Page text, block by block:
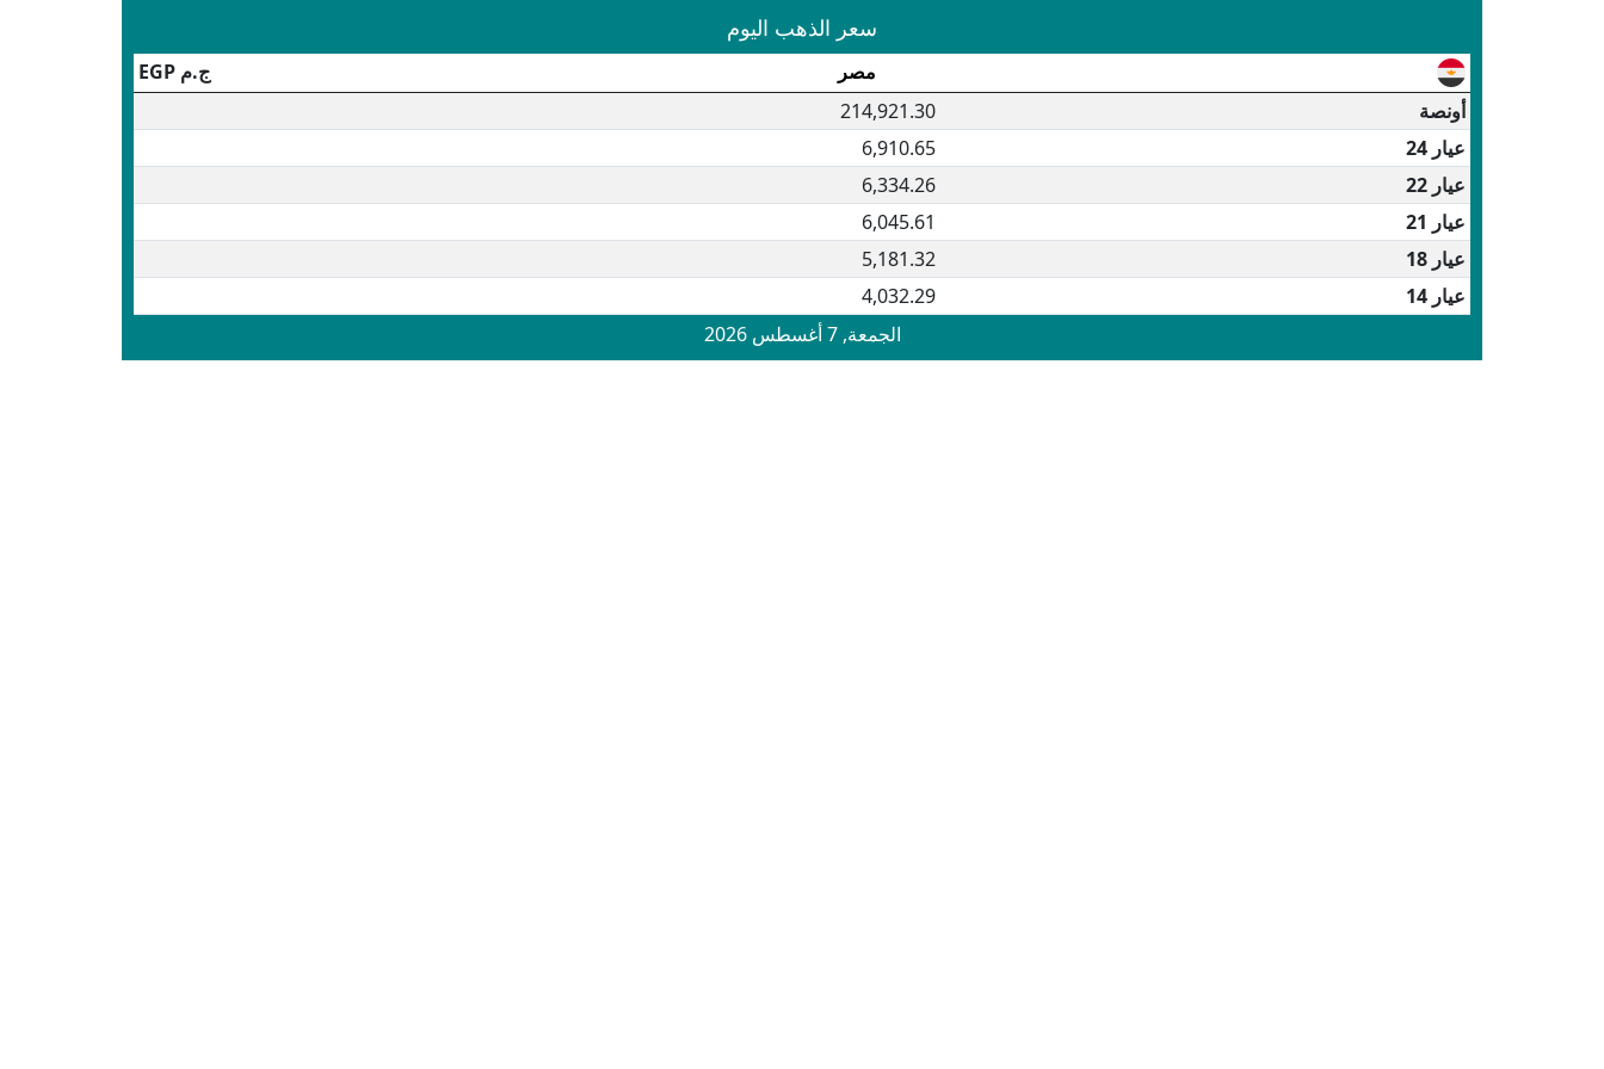
سعر الذهب اليوم
مصر EGP ج.م
أونصة
214,921.30
عيار 24
6,910.65
عيار 22
6,334.26
عيار 21
6,045.61
عيار 18
5,181.32
عيار 14
4,032.29
الجمعة, 7 أغسطس 2026